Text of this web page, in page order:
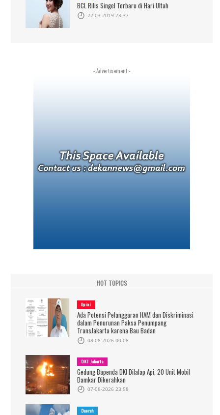
BCL Rilis Singel Terbaru di Hari Ultah
22-03-2019 23:37
- Advertisement -
HOT TOPICS
Opini
Ada Potensi Pelanggaran HAM dan Diskriminasi
dalam Penurunan Paksa Penumpang
TransJakarta karena Bau Badan
08-08-2026 00:08
DKI Jakarta
Gedung Bapenda DKI Dilalap Api, 20 Unit Mobil
Damkar Dikerahkan
07-08-2026 23:58
Daerah